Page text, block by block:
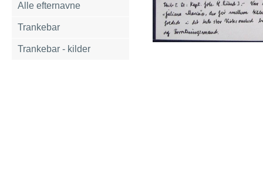
Alle efternavne
Trankebar
Trankebar - kilder